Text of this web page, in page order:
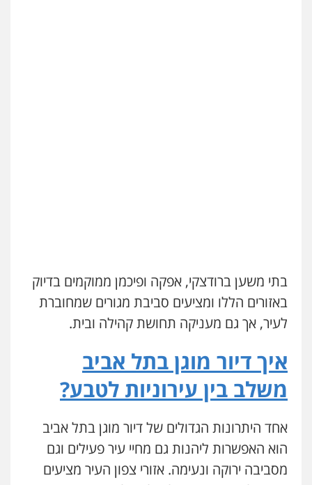
בתי משען ברודצקי, אפקה ופיכמן ממוקמים בדיוק
באזורים הללו ומציעים סביבת מגורים שמחוברת
לעיר, אך גם מעניקה תחושת קהילה ובית.
איך דיור מוגן בתל אביב
משלב בין עירוניות לטבע?
אחד היתרונות הגדולים של דיור מוגן בתל אביב
הוא האפשרות ליהנות גם מחיי עיר פעילים וגם
מסביבה ירוקה ונעימה. אזורי צפון העיר מציעים